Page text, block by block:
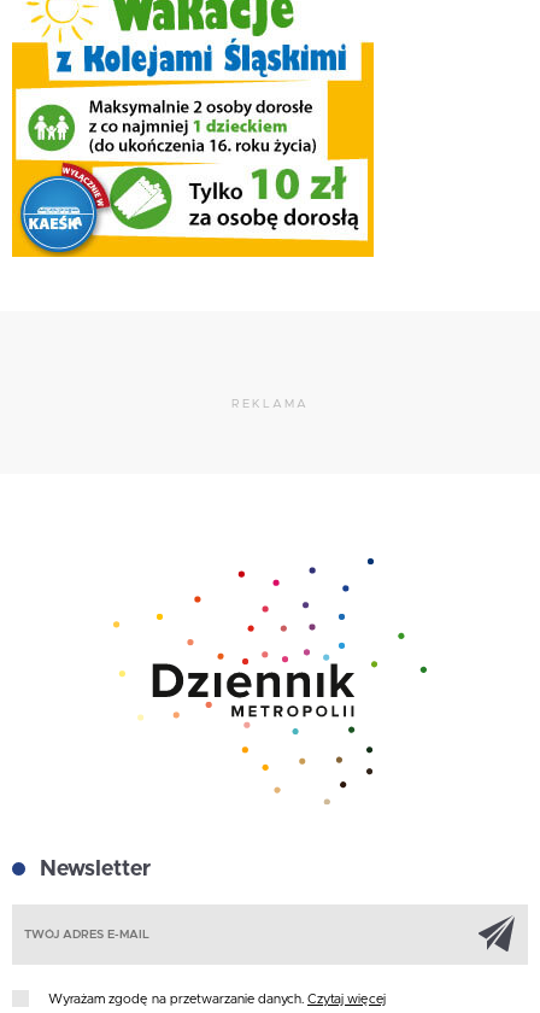
REKLAMA
Newsletter
Wyrażam zgodę na przetwarzanie danych. Czytaj więcej